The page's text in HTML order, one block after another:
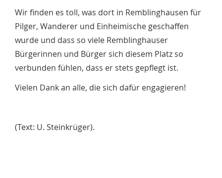
Wir finden es toll, was dort in Remblinghausen für
Pilger, Wanderer und Einheimische geschaffen
wurde und dass so viele Remblinghauser
Bürgerinnen und Bürger sich diesem Platz so
verbunden fühlen, dass er stets gepflegt ist.
Vielen Dank an alle, die sich dafür engagieren!
(Text: U. Steinkrüger).